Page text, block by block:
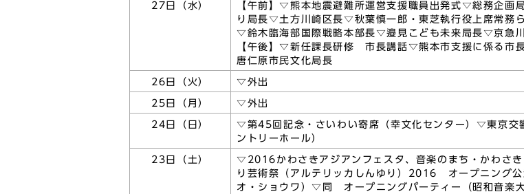
27日（水）
【午前】▽熊本地震避難所運営支援職員出発式▽総務企
り局長▽土方川崎区長▽秋葉慎一郎・東芝執行役上席常
▽鈴木臨海部国際戦略本部長▽邉見こども未来局長▽京急川
【午後】▽新任課長研修 市長講話▽熊本市支援に係る市
唐仁原市民文化局長
26日（火） ▽外出
25日（月） ▽外出
24日（日）
▽第45回記念・さいわい寄席（幸文化センター）▽東京
ントリーホール）
23日（土）
▽2016かわさきアジアンフェスタ、音楽のまち・かわさ
り芸術祭（アルテリッカしんゆり）2016 オープニング
オ・ショウワ）▽同 オープニングパーティー（昭和音楽大